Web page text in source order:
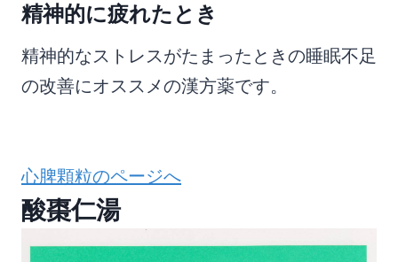
精神的に疲れたとき
精神的なストレスがたまったときの睡眠不足
の改善にオススメの漢方薬です。
心脾顆粒のページへ
酸棗仁湯